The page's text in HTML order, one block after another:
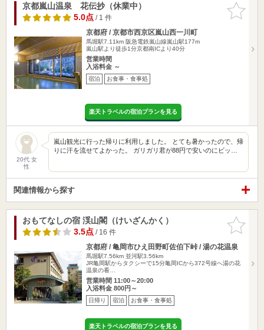
お気に入
りに追加
京都嵐山温泉 花伝抄（休業中）
5.0点/ 1 件
京都府 / 京都市西京区嵐山西一川町
馬堀駅7.11km 阪急電鉄嵐山線嵐山駅177m
嵐山駅より徒歩1分京都南ICより40分
営業時間
入浴料金 ～
宿泊 お食事・食事処
楽天トラベルの宿泊プランを見る
20代 女
性
嵐山観光に行った帰りに利用しました。 とても暑かったので、帰
りに汗を流せてよかった。 ガリガリ君が88円で安いのにビッ…
関連情報から探す
お気に入
りに追加
おもてなしの宿 渓山閣（けいざんかく）
3.5点/ 16 件
京都府 / 亀岡市ひえ田野町佐伯下峠 / 湯の花温泉
馬堀駅7.56km 並河駅3.56km
JR亀岡駅からタクシーで15分亀岡ICから372号線へ湯の花
温泉の看…
営業時間 11:00～20:00
入浴料金 800円～
日帰り 宿泊 お食事・食事処
楽天トラベルの宿泊プランを見る